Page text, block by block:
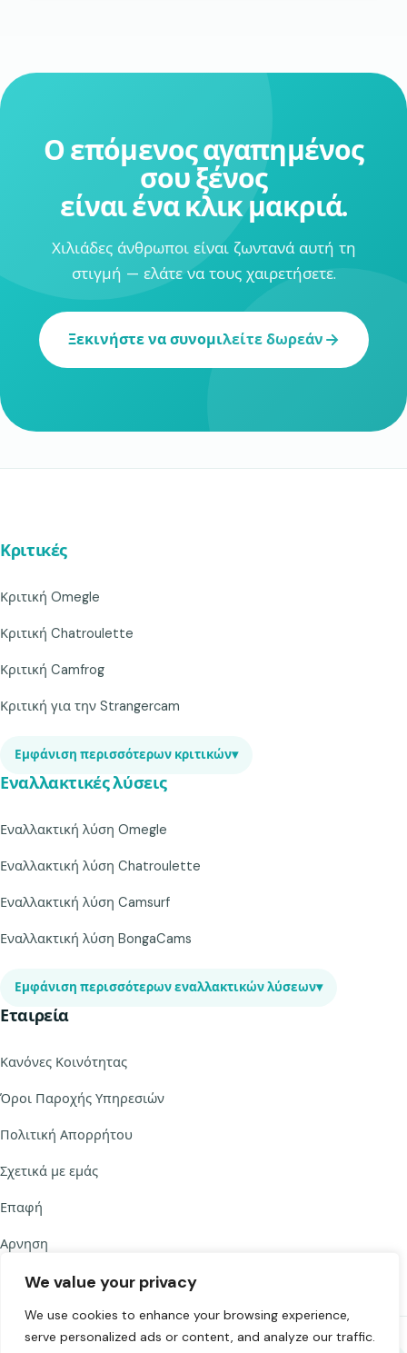
We value your privacy
We use cookies to enhance your browsing experience,
serve personalized ads or content, and analyze our traffic.
Ο επόμενος αγαπημένος
σου ξένος
είναι ένα κλικ μακριά.
Χιλιάδες άνθρωποι είναι ζωντανά αυτή τη
στιγμή — ελάτε να τους χαιρετήσετε.
Ξεκινήστε να συνομιλείτε δωρεάν
Κριτικές
Κριτική Omegle
Κριτική Chatroulette
Κριτική Camfrog
Κριτική για την Strangercam
Εμφάνιση περισσότερων κριτικών▾
Εναλλακτικές λύσεις
Εναλλακτική λύση Omegle
Εναλλακτική λύση Chatroulette
Εναλλακτική λύση Camsurf
Εναλλακτική λύση BongaCams
Εμφάνιση περισσότερων εναλλακτικών λύσεων▾
Εταιρεία
Κανόνες Κοινότητας
Όροι Παροχής Υπηρεσιών
Πολιτική Απορρήτου
Σχετικά με εμάς
Επαφή
Αρνηση